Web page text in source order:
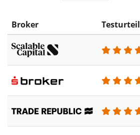
Broker Testurteil